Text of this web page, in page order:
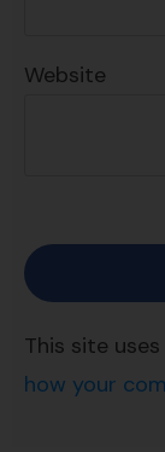
Website
This site
how your